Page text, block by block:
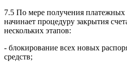
7.5 По мере получения
начинает процедуру закрытия
нескольких этапов:
- блокирование всех новых
средств;